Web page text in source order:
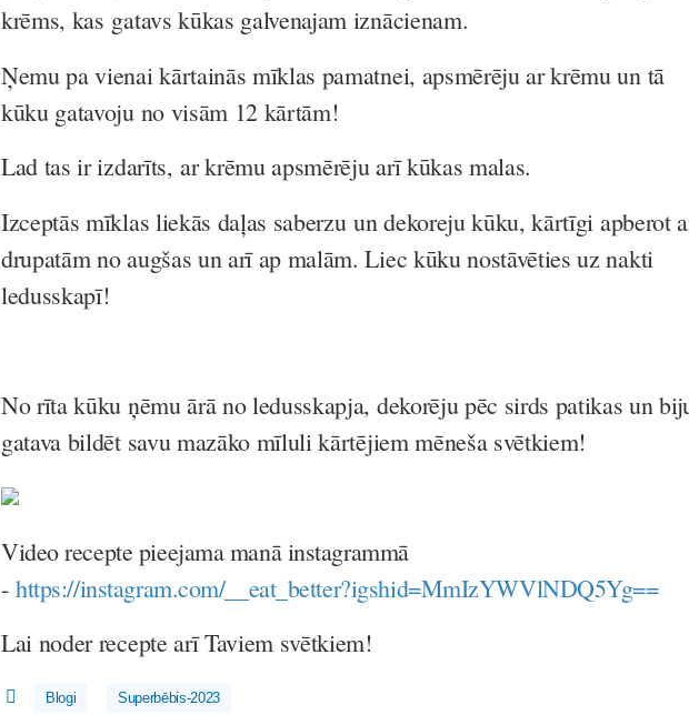
krēms, kas gatavs kūkas galvenajam iznācienam.
Ņemu pa vienai kārtainās mīklas pamatnei, apsmērēju ar krēmu un tā
kūku gatavoju no visām 12 kārtām!
Lad tas ir izdarīts, ar krēmu apsmērēju arī kūkas malas.
Izceptās mīklas liekās daļas saberzu un dekoreju kūku, kārtīgi apberot
drupatām no augšas un arī ap malām. Liec kūku nostāvēties uz nakti
ledusskapī!
No rīta kūku ņēmu ārā no ledusskapja, dekorēju pēc sirds patikas un
gatava bildēt savu mazāko mīluli kārtējiem mēneša svētkiem!
Video recepte pieejama manā instagrammā
-https://instagram.com/__eat_better?igshid=MmIzYWVlNDQ5Yg==
Lai noder recepte arī Taviem svētkiem!
Blogi Superbēbis-2023